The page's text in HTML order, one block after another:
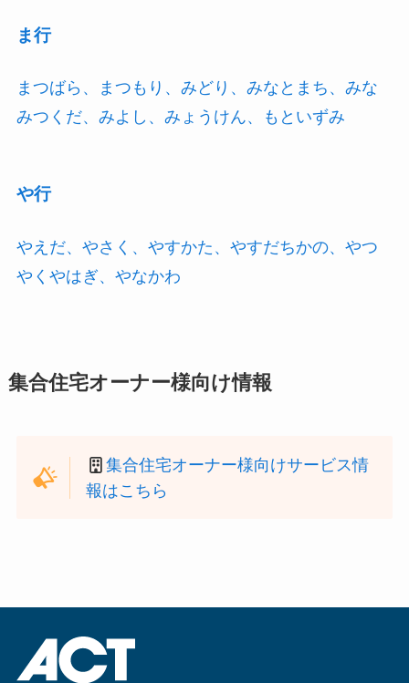
ま行
まつばら、まつもり、みどり、みなとまち、みな
みつくだ、みよし、みょうけん、もといずみ
や行
やえだ、やさく、やすかた、やすだちかの、やつ
やくやはぎ、やなかわ
集合住宅オーナー様向け情報
集合住宅オーナー様向けサービス情
報はこちら